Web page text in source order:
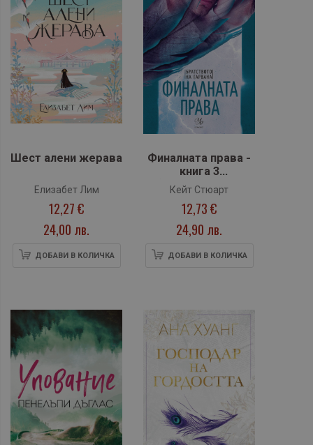
Шест алени жерава
Елизабет Лим
12,27 €
24,00 лв.
ДОБАВИ В КОЛИЧКА
Финалната права -
книга 3
(Братството на
гарвана)
Кейт Стюарт
12,73 €
24,90 лв.
ДОБАВИ В КОЛИЧКА